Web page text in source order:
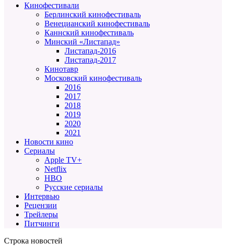
Кинофестивали
Берлинский кинофестиваль
Венецианский кинофестиваль
Каннский кинофестиваль
Минский «Листапад»
Листапад-2016
Листапад-2017
Кинотавр
Московский кинофестиваль
2016
2017
2018
2019
2020
2021
Новости кино
Сериалы
Apple TV+
Netflix
HBO
Русские сериалы
Интервью
Рецензии
Трейлеры
Питчинги
Строка новостей